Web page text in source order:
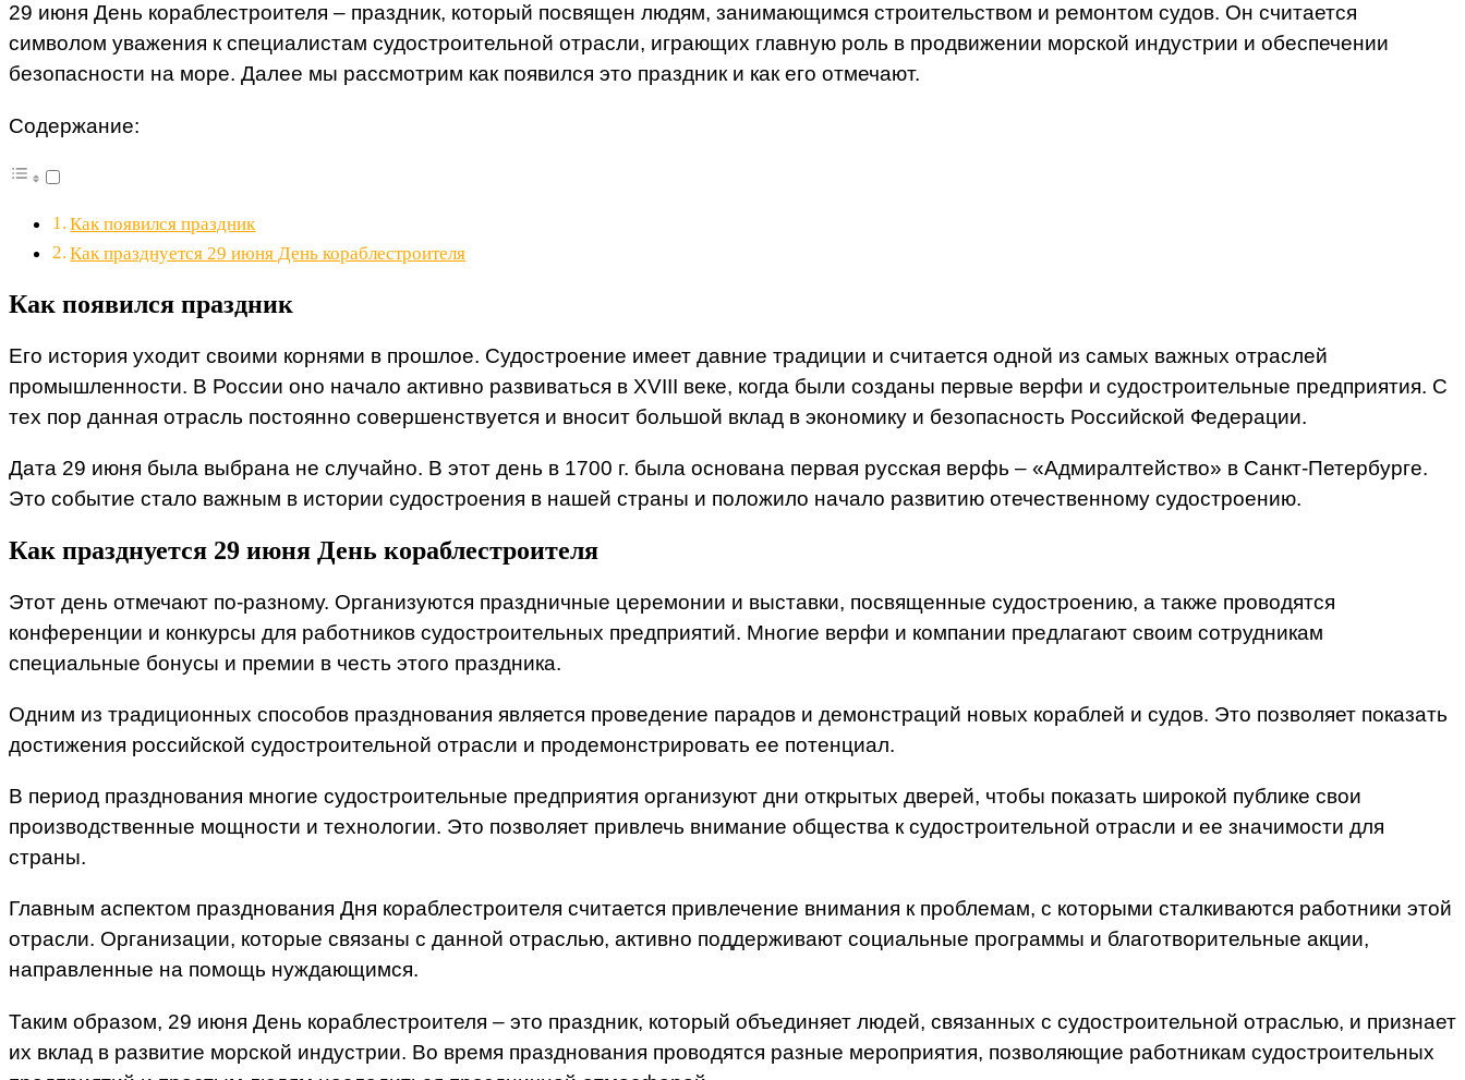
29 июня День кораблестроителя – праздник, который посвящен людям, занимающимся строительством и ремонтом судов. Он считается
символом уважения к специалистам судостроительной отрасли, играющих главную роль в продвижении морской индустрии и обеспечении
безопасности на море. Далее мы рассмотрим как появился это праздник и как его отмечают.
Содержание:
Как появился праздник
Как празднуется 29 июня День кораблестроителя
Как появился праздник
Его история уходит своими корнями в прошлое. Судостроение имеет давние традиции и считается одной из самых важных отраслей
промышленности. В России оно начало активно развиваться в XVIII веке, когда были созданы первые верфи и судостроительные предприятия. С
тех пор данная отрасль постоянно совершенствуется и вносит большой вклад в экономику и безопасность Российской Федерации.
Дата 29 июня была выбрана не случайно. В этот день в 1700 г. была основана первая русская верфь – «Адмиралтейство» в Санкт-Петербурге.
Это событие стало важным в истории судостроения в нашей страны и положило начало развитию отечественному судостроению.
Как празднуется 29 июня День кораблестроителя
Этот день отмечают по-разному. Организуются праздничные церемонии и выставки, посвященные судостроению, а также проводятся
конференции и конкурсы для работников судостроительных предприятий. Многие верфи и компании предлагают своим сотрудникам
специальные бонусы и премии в честь этого праздника.
Одним из традиционных способов празднования является проведение парадов и демонстраций новых кораблей и судов. Это позволяет показать
достижения российской судостроительной отрасли и продемонстрировать ее потенциал.
В период празднования многие судостроительные предприятия организуют дни открытых дверей, чтобы показать широкой публике свои
производственные мощности и технологии. Это позволяет привлечь внимание общества к судостроительной отрасли и ее значимости для
страны.
Главным аспектом празднования Дня кораблестроителя считается привлечение внимания к проблемам, с которыми сталкиваются работники этой
отрасли. Организации, которые связаны с данной отраслью, активно поддерживают социальные программы и благотворительные акции,
направленные на помощь нуждающимся.
Таким образом, 29 июня День кораблестроителя – это праздник, который объединяет людей, связанных с судостроительной отраслью, и признает
их вклад в развитие морской индустрии. Во время празднования проводятся разные мероприятия, позволяющие работникам судостроительных